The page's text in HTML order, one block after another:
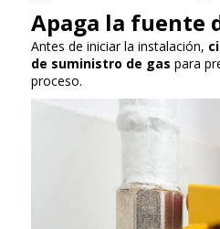
Apaga la fuente
Antes de iniciar la instalación,
de suministro de gas para
proceso.